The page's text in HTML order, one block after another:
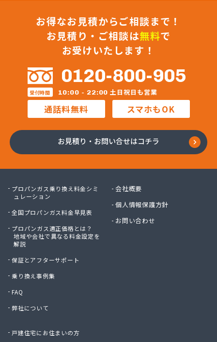
佐藤燃料店
佐野市エルピーガス販売協同組合
佐野燃料
細井プロパン
三愛オブリガス東日本株式会社 栃木支店 宇都宮
営業所/卸売課
三柴正雄商店
三田岱治商店
氏家高圧ガス保安センター
小篠酸素株式会社
小島不動産
小野崎燃料設備有限会社
松島ガス株式会社
上都賀プロパンガス協同組合
神山液化ガス
須田商事株式会社
星のや商店
聖火産業株式会社
お得なお見積からご相談まで！
お見積り・ご相談は無料で
お受けいたします！
0120-800-905
受付時間 10:00 - 22:00 土日祝日も営業
通話料無料 スマホもOK
お見積り・お問い合せはコチラ
プロパンガス乗り換え料金シミ
ュレーション
全国プロパンガス料金早見表
プロパンガス適正価格とは？
地域や会社で異なる料金設定を
解説
保証とアフターサポート
乗り換え事例集
FAQ
弊社について
戸建住宅にお住まいの方
会社概要
個人情報保護方針
お問い合わせ